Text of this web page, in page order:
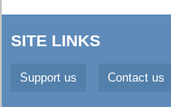
SITE LINKS
Support us Contact us